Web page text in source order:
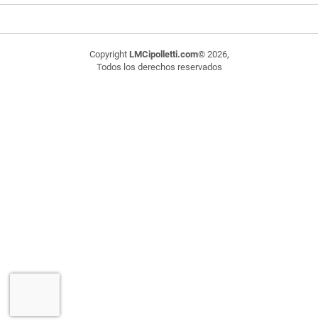
Copyright LMCipolletti.com© 2026,
Todos los derechos reservados